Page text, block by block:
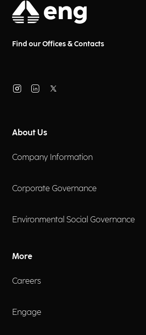
Find our Offices & Contacts
About Us
Company Information
Corporate Governance
Environmental Social Governance
More
Careers
Engage